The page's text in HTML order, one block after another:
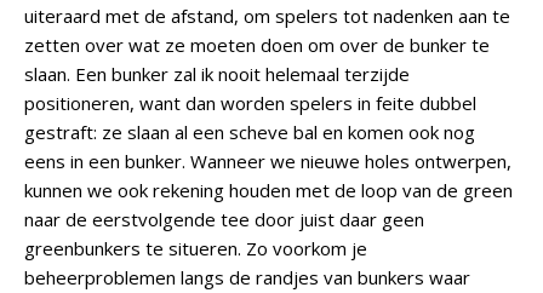
uiteraard met de afstand, om spelers tot nadenken aan te
zetten over wat ze moeten doen om over de bunker te
slaan. Een bunker zal ik nooit helemaal terzijde
positioneren, want dan worden spelers in feite dubbel
gestraft: ze slaan al een scheve bal en komen ook nog
eens in een bunker. Wanneer we nieuwe holes ontwerpen,
kunnen we ook rekening houden met de loop van de green
naar de eerstvolgende tee door juist daar geen
greenbunkers te situeren. Zo voorkom je
beheerproblemen langs de randjes van bunkers waar